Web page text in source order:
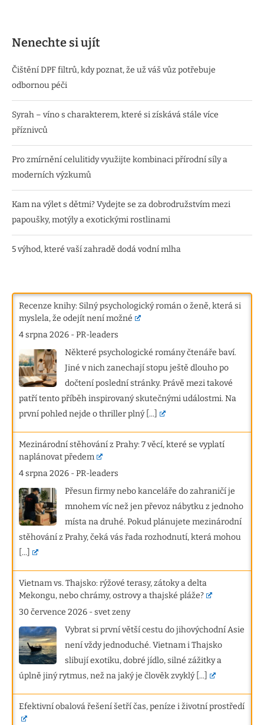
Nenechte si ujít
Čištění DPF filtrů, kdy poznat, že už váš vůz potřebuje
odbornou péči
Syrah – víno s charakterem, které si získává stále více
příznivců
Pro zmírnění celulitidy využijte kombinaci přírodní síly a
moderních výzkumů
Kam na výlet s dětmi? Vydejte se za dobrodružstvím mezi
papoušky, motýly a exotickými rostlinami
5 výhod, které vaší zahradě dodá vodní mlha
Recenze knihy: Silný psychologický román o ženě, která si
myslela, že odejít není možné
4 srpna 2026 -PR-leaders
Některé psychologické romány čtenáře baví.
Jiné v nich zanechají stopu ještě dlouho po
dočtení poslední stránky. Právě mezi takové
patří tento příběh inspirovaný skutečnými událostmi. Na
první pohled nejde o thriller plný [...]
Mezinárodní stěhování z Prahy: 7 věcí, které se vyplatí
naplánovat předem
4 srpna 2026 -PR-leaders
Přesun firmy nebo kanceláře do zahraničí je
mnohem víc než jen převoz nábytku z jednoho
místa na druhé. Pokud plánujete mezinárodní
stěhování z Prahy, čeká vás řada rozhodnutí, která mohou
[...]
Vietnam vs. Thajsko: rýžové terasy, zátoky a delta
Mekongu, nebo chrámy, ostrovy a thajské pláže?
30 července 2026 -svet zeny
Vybrat si první větší cestu do jihovýchodní Asie
není vždy jednoduché. Vietnam i Thajsko
slibují exotiku, dobré jídlo, silné zážitky a
úplně jiný rytmus, než na jaký je člověk zvyklý [...]
Efektivní obalová řešení šetří čas, peníze i životní prostředí